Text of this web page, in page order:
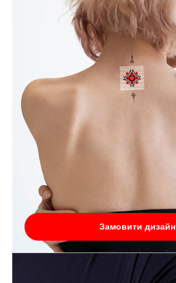
Замовити дизайн